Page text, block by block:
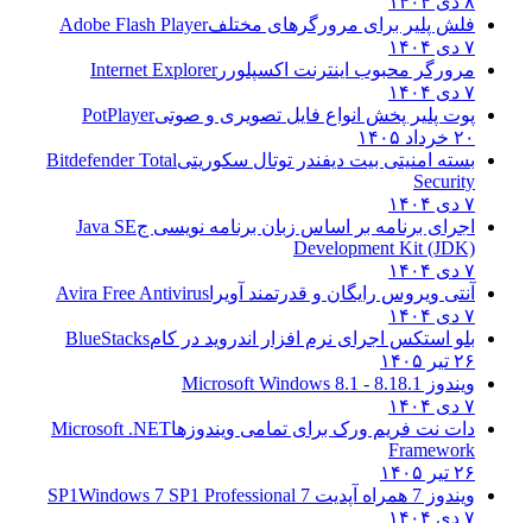
فلش پلیر برای مرورگرهای مختلف Adobe Flash Player
مرورگر محبوب اینترنت اکسپلوررInternet Explorer
پوت پلیر پخش انواع فایل تصویری و صوتیPotPlayer
بسته امنیتی بیت دیفندر توتال سکوریتیBitdefender Total
Security
اجرای برنامه بر اساس زبان برنامه نویسی جJava SE
Development Kit (JDK)
آنتی ویروس رایگان و قدرتمند آویراAvira Free Antivirus
بلو استکس اجرای نرم افزار اندروید در کام BlueStacks
ویندوز 8.1 8.1 - Microsoft Windows 8.1
دات نت فریم ورک برای تمامی ویندوزهاMicrosoft .NET
Framework
ویندوز 7 همراه آپدیت 7 SP1
Windows 7 SP1 Professional